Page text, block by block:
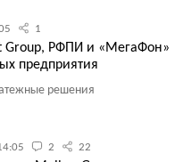
1
Group, РФПИ и «МегаФон»
предприятия
решения
2 22